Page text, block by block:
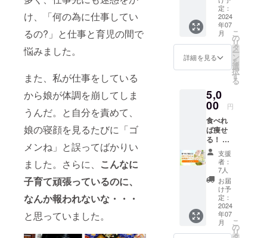
け、「何の為に仕事してい
るの?」と仕事と育児の間で
悩みました。
また、私が仕事をしている
から娘が体調を崩してしま
うんだ。と自分を責めて、
娘の寝顔を見るたびに「ゴ
メンね」と誤ってばかりい
ました。さらに、 こんなに
子育て頑張っているのに、
なんか報われないな・・・
と思っていました。
ん、資
料など
をみせ
て体の
を理解
しなが
出来る
ので頭
と体で
理解が
でき、
更に効
果をえ
ること
が出来
ます。
== 受講
方法：
Zoomを
使用し
けてみ
たい。
でも、
１対1は
緊張す
る。成
のやり
方を知
りた
い。そ
んなあ
なたに
オスス
メのダ
イエッ
トセミ
ナーで
す。
600名以
上が成
果を出
す。 終
了後5日
たって
もメー
ルが確
認でき
惑メー
ルフォ
ご確認
くださ
い。 ==
ダイ
エット
カウン
セリン
グを受
けてみ
たい。
でも、
１対1は
ナー
【7月30
（火）
10:00～
11:30】
●参加方
カメラ
ONに
て）
Zoomの
URL
は、終
了後
メール
にてお
知らせ
致しま
す。 終
了後5日
たって
もメー
定：
2024
年07
月
詳細を見る
こ
の
リ
タ
ー
ン
を
選
択
す
る
5,0
00 円
食べれ
ば痩せ
る！ 90
分でわ
かる新
常識ダ
イエッ
トセミ
ナー
【アー
カイ
ブ】 セ
ミナー
支援
者：
7人
お届
け予
定：
2024
年07
月
こ
の
リ